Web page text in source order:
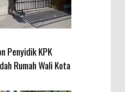
Penyidik KPK
Rumah Wali Kota